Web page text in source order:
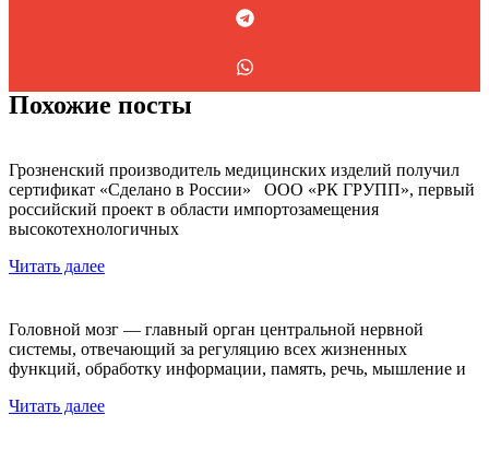
Похожие посты
Грозненский производитель медицинских изделий получил
сертификат «Сделано в России» ООО «РК ГРУПП», первый
российский проект в области импортозамещения
высокотехнологичных
Читать далее
Головной мозг — главный орган центральной нервной
системы, отвечающий за регуляцию всех жизненных
функций, обработку информации, память, речь, мышление и
Читать далее